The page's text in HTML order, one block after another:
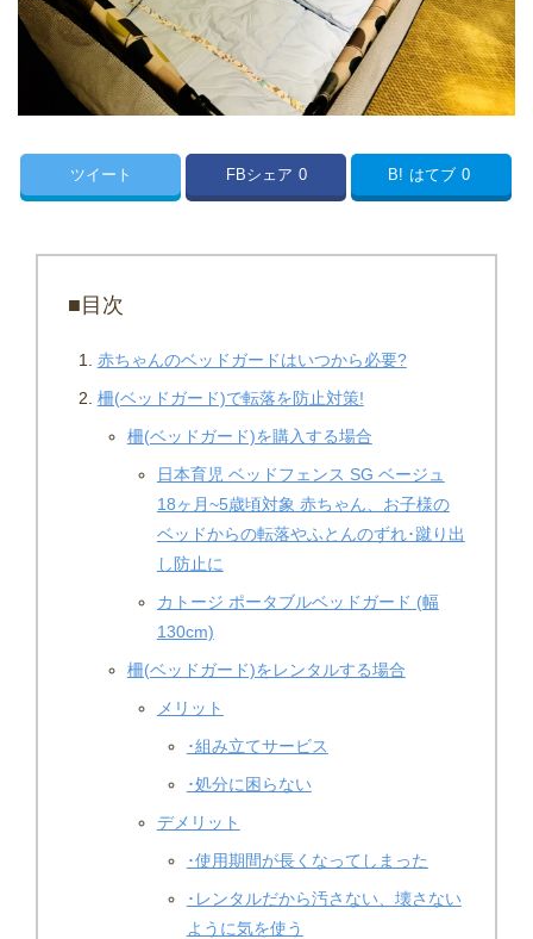
ツイート FBシェア 0 B! はてブ 0
■目次
赤ちゃんのベッドガードはいつから必要?
柵(ベッドガード)で転落を防止対策!
柵(ベッドガード)を購入する場合
日本育児 ベッドフェンス SG ベージュ
18ヶ月~5歳頃対象 赤ちゃん、お子様の
ベッドからの転落やふとんのずれ･蹴り出
し防止に
カトージ ポータブルベッドガード (幅
130cm)
柵(ベッドガード)をレンタルする場合
メリット
･組み立てサービス
･処分に困らない
デメリット
･使用期間が長くなってしまった
･レンタルだから汚さない、壊さない
ように気を使う